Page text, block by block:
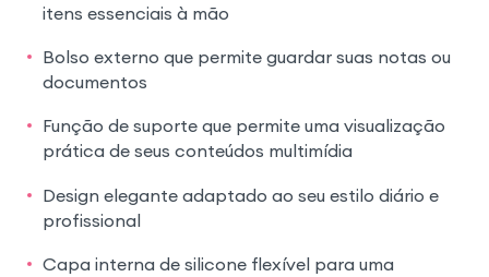
itens essenciais à mão
Bolso externo que permite guardar suas notas ou
documentos
Função de suporte que permite uma visualização
prática de seus conteúdos multimídia
Design elegante adaptado ao seu estilo diário e
profissional
Capa interna de silicone flexível para uma